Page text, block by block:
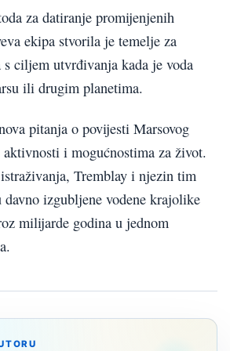
za datiranje promijenjenih
ekipa stvorila je temelje za
ciljem utvrđivanja kada je voda
ili drugim planetima.
pitanja o povijesti Marsovog
i mogućnostima za život.
Tremblay i njezin tim
izgubljene vodene krajolike
milijarde godina u jednom